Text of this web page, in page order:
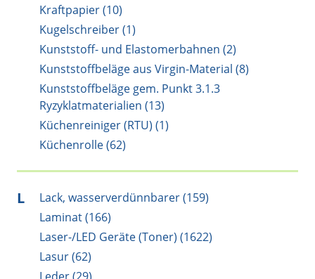
Kraftpapier (10)
Kugelschreiber (1)
Kunststoff- und Elastomerbahnen (2)
Kunststoffbeläge aus Virgin-Material (8)
Kunststoffbeläge gem. Punkt 3.1.3
Ryzyklatmaterialien (13)
Küchenreiniger (RTU) (1)
Küchenrolle (62)
L
Lack, wasserverdünnbarer (159)
Laminat (166)
Laser-/LED Geräte (Toner) (1622)
Lasur (62)